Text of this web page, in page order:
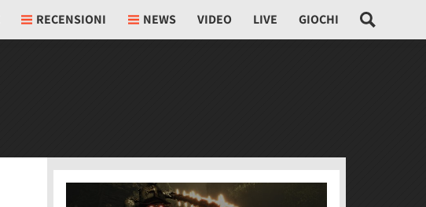
RECENSIONI NEWS VIDEO LIVE GIOCHI